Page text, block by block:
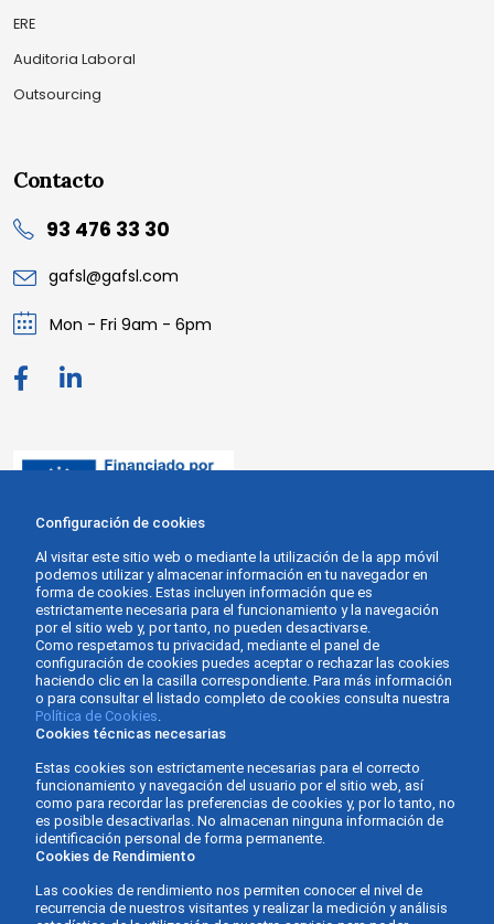
ERE
Auditoria Laboral
Outsourcing
Contacto
93 476 33 30
gafsl@gafsl.com
Mon - Fri 9am - 6pm
Configuración de cookies
Al visitar este sitio web o mediante la utilización de la app móvil
podemos utilizar y almacenar información en tu navegador en
forma de cookies. Estas incluyen información que es
estrictamente necesaria para el funcionamiento y la navegación
por el sitio web y, por tanto, no pueden desactivarse.
Como respetamos tu privacidad, mediante el panel de
configuración de cookies puedes aceptar o rechazar las cookies
haciendo clic en la casilla correspondiente. Para más información
o para consultar el listado completo de cookies consulta nuestra
Política de Cookies.
Cookies técnicas necesarias
Estas cookies son estrictamente necesarias para el correcto
funcionamiento y navegación del usuario por el sitio web, así
como para recordar las preferencias de cookies y, por lo tanto, no
es posible desactivarlas. No almacenan ninguna información de
identificación personal de forma permanente.
Cookies de Rendimiento
Las cookies de rendimiento nos permiten conocer el nivel de
recurrencia de nuestros visitantes y realizar la medición y análisis